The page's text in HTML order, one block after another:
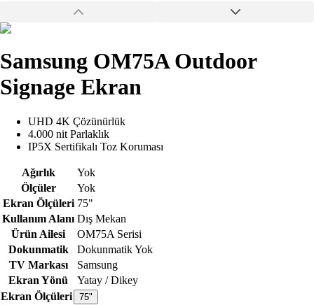
Samsung OM75A Outdoor
Signage Ekran
UHD 4K Çözünürlük
4.000 nit Parlaklık
IP5X Sertifikalı Toz Koruması
Ağırlık
Yok
Ölçüler
Yok
Ekran Ölçüleri 75"
Kullanım Alanı Dış Mekan
Ürün Ailesi
OM75A Serisi
Dokunmatik
Dokunmatik Yok
TV Markası
Samsung
Ekran Yönü
Yatay / Dikey
Ekran Ölçüleri
75"